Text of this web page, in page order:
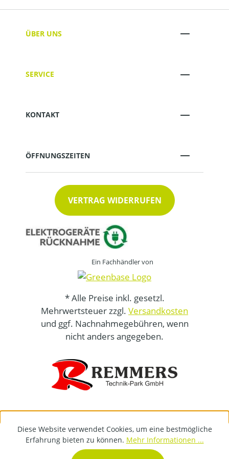
ÜBER UNS
SERVICE
KONTAKT
ÖFFNUNGSZEITEN
VERTRAG WIDERRUFEN
Ein Fachhändler von
* Alle Preise inkl. gesetzl.
Mehrwertsteuer zzgl. Versandkosten
und ggf. Nachnahmegebühren, wenn
nicht anders angegeben.
Diese Website verwendet Cookies, um eine bestmögliche
Erfahrung bieten zu können. Mehr Informationen ...